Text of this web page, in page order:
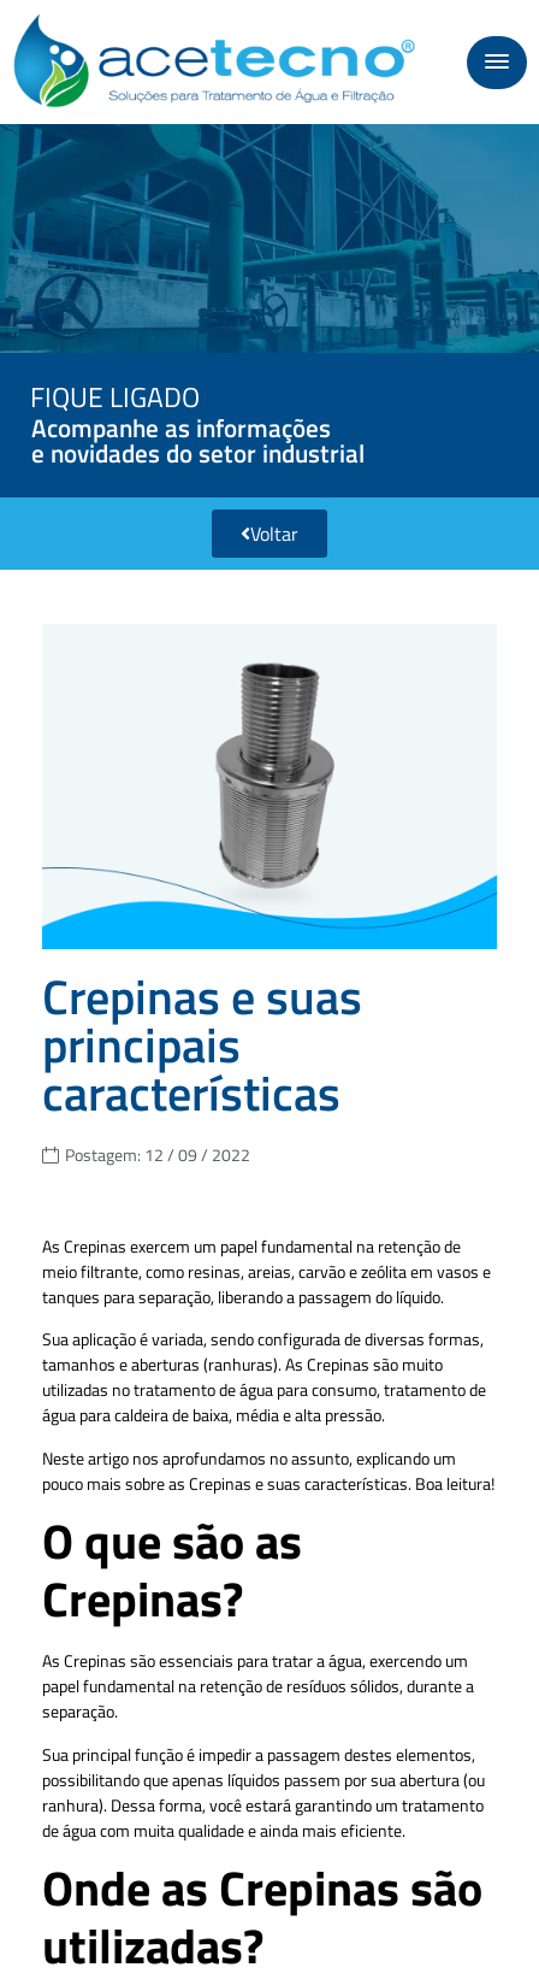
FIQUE LIGADO
Acompanhe as informações
e novidades do setor industrial
Voltar
Crepinas e suas
principais
características
Postagem: 12 / 09 / 2022
As Crepinas exercem um papel fundamental na retenção de
meio filtrante, como resinas, areias, carvão e zeólita em vasos e
tanques para separação, liberando a passagem do líquido.
Sua aplicação é variada, sendo configurada de diversas formas,
tamanhos e aberturas (ranhuras). As Crepinas são muito
utilizadas no tratamento de água para consumo, tratamento de
água para caldeira de baixa, média e alta pressão.
Neste artigo nos aprofundamos no assunto, explicando um
pouco mais sobre as Crepinas e suas características. Boa leitura!
O que são as
Crepinas?
As Crepinas são essenciais para tratar a água, exercendo um
papel fundamental na retenção de resíduos sólidos, durante a
separação.
Sua principal função é impedir a passagem destes elementos,
possibilitando que apenas líquidos passem por sua abertura (ou
ranhura). Dessa forma, você estará garantindo um tratamento
de água com muita qualidade e ainda mais eficiente.
Onde as Crepinas são
utilizadas?